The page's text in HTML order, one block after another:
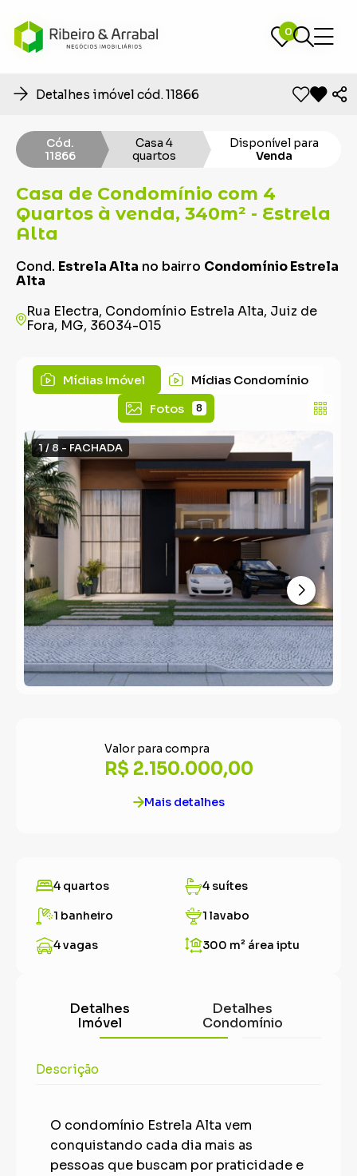
0
0
Detalhes imóvel cód. 11866
Cód.
11866
Casa 4
quartos
Disponível para
Venda
Casa de Condomínio com 4
Quartos à venda, 340m² - Estrela
Alta
Cond. Estrela Alta no bairro Condomínio Estrela
Alta
Rua Electra, Condomínio Estrela Alta, Juiz de
Fora, MG, 36034-015
Mídias Imóvel
Mídias Condomínio
Fotos
8
1 / 8 - FACHADA
Valor para compra
R$ 2.150.000,00
Mais detalhes
4 quartos 4 suítes
1 banheiro 1 lavabo
4 vagas 300 m² área iptu
Detalhes
Imóvel
Detalhes
Condomínio
Descrição
O condomínio Estrela Alta vem
conquistando cada dia mais as
pessoas que buscam por praticidade e